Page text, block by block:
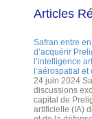
Articles
Safran entre
d’acquérir
l’intelligence
l’aérospatial
24 juin 2024
discussions
capital de
artificielle (IA)